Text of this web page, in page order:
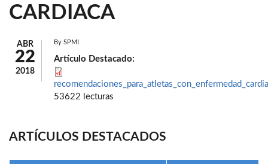
CARDIACA
ABR
22
2018
By SPMI
Artículo Destacado:
53622 lecturas
ARTÍCULOS DESTACADOS